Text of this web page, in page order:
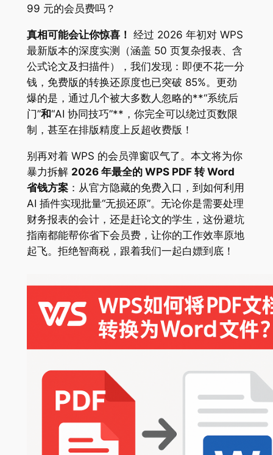
99 元的会员费吗？
真相可能会让你惊喜！ 经过 2026 年初对 WPS
最新版本的深度实测（涵盖 50 页复杂报表、含
公式论文及扫描件），我们发现：即便不花一分
钱，免费版的转换还原度也已突破 85%。更劲
爆的是，通过几个被大多数人忽略的**“系统后
门”和“AI 协同技巧”**，你完全可以绕过页数限
制，甚至在排版精度上反超收费版！
别再对着 WPS 的会员弹窗叹气了。本文将为你
暴力拆解 2026 年最全的 WPS PDF 转 Word
省钱方案：从官方隐藏的免费入口，到如何利用
AI 插件实现批量“无损还原”。无论你是需要处理
财务报表的会计，还是赶论文的学生，这份避坑
指南都能帮你省下会员费，让你的工作效率原地
起飞。拒绝智商税，跟着我们一起白嫖到底！